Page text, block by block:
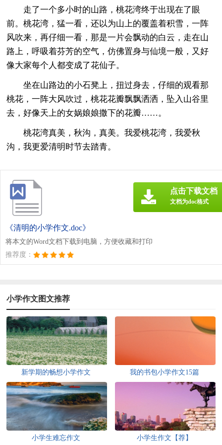
走了一个多小时的山路，桃花湾终于出现在了眼
前。桃花湾，猛一看，还以为山上的覆盖着积雪，一阵
风吹来，再仔细一看，那是一片会飘动的白云，走在山
路上，呼吸着芬芳的空气，仿佛置身与仙境一般，又好
像大家每个人都变成了花仙子。
坐在山路边的小石凳上，扭过身去，仔细的观看那
桃花，一阵大风吹过，桃花花瓣飘飘洒洒，坠入山谷里
去，好像天上的女娲娘娘撒下的花瓣……。
桃花湾真美，秋沟，真美。我爱桃花湾，我爱秋
沟，我更爱清明时节去踏青。
《清明的小学作文.doc》
将本文的Word文档下载到电脑，方便收藏和打印
推荐度：
点击下载文档
文档为doc格式
小学作文图文推荐
新学期的畅想小学作文 我的书包小学作文15篇
小学生难忘作文 小学生作文【荐】